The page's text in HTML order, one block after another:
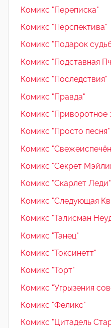
Комикс "Переписка"
Комикс "Перспектива"
Комикс "Подарок
Комикс "Подставная
Комикс "Последствия"
Комикс "Правда"
Комикс "Приворотное
Комикс "Просто песня"
Комикс
Комикс "Секрет
Комикс "Скарлет Леди"
Комикс "Следующая
Комикс "Талисман
Комикс "Танец"
Комикс "Токсинетт"
Комикс "Торт"
Комикс "Угрызения
Комикс "Феликс"
Комикс "Цитадель